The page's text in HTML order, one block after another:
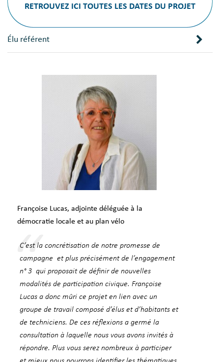
RETROUVEZ ICI TOUTES LES DATES DU PROJET
Élu référent
Françoise Lucas, adjointe déléguée à la
démocratie locale et au plan vélo
C’est la concrétisation de notre promesse de
campagne et plus précisément de l’engagement
n° 3 qui proposait de définir de nouvelles
modalités de participation civique. Françoise
Lucas a donc mûri ce projet en lien avec un
groupe de travail composé d’élus et d’habitants et
de techniciens. De ces réflexions a germé la
consultation à laquelle nous vous avons invités à
répondre. Plus vous serez nombreux à participer